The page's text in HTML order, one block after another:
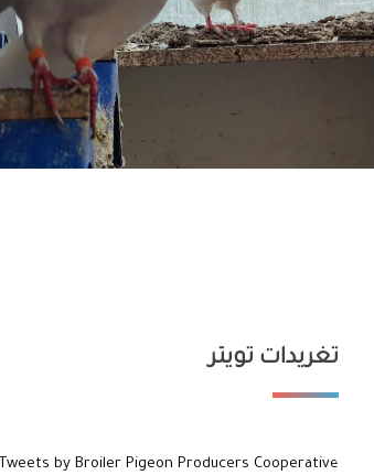
تغريدات تويتر
Tweets by Broiler Pigeon Producers Cooperative